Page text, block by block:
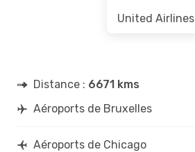
United Airlines
Distance : 6671 kms
Aéroports de Bruxelles
Aéroports de Chicago